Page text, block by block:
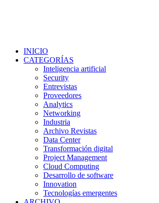
INICIO
CATEGORÍAS
Inteligencia artificial
Security
Entrevistas
Proveedores
Analytics
Networking
Industria
Archivo Revistas
Data Center
Transformación digital
Project Management
Cloud Computing
Desarrollo de software
Innovation
Tecnologías emergentes